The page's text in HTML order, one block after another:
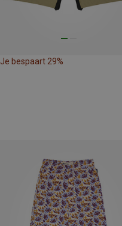
Je bespaart 29%